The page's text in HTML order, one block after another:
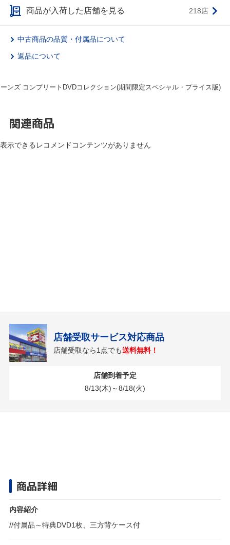
商品が入荷した店舗を見る 218店
中古商品の品質・付属品について
返品について
ンズ コンプリートDVDコレクション(期間限定スペシャル・プライス版)
関連商品
表示できるレコメンドコンテンツがありません
店舗受取サービス対応商品
店舗受取なら1点でも送料無料！
店舗到着予定
8/13(木)～8/18(火)
商品詳細
内容紹介
//付属品～特典DVD1枚、三方背ケース付